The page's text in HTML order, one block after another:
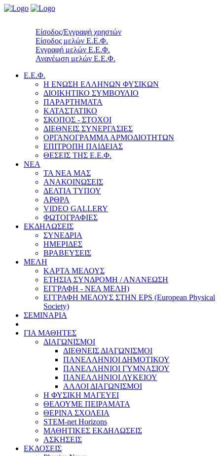
Είσοδος/Εγγραφή χρηστών
Είσοδος μελών Ε.Ε.Φ.
Εγγραφή μελών Ε.Ε.Φ.
Ανανέωση μελών Ε.Ε.Φ.
Ε.Ε.Φ.
Η ΕΝΩΣΗ ΕΛΛΗΝΩΝ ΦΥΣΙΚΩΝ
ΔΙΟΙΚΗΤΙΚΟ ΣΥΜΒΟΥΛΙΟ
ΠΑΡΑΡΤΗΜΑΤΑ
ΚΑΤΑΣΤΑΤΙΚΟ
ΣΚΟΠΟΣ - ΣΤΟΧΟΙ
ΔΙΕΘΝΕΙΣ ΣΥΝΕΡΓΑΣΙΕΣ
ΟΡΓΑΝΟΓΡΑΜΜΑ ΑΡΜΟΔΙΟΤΗΤΩΝ
ΕΠΙΤΡΟΠΗ ΠΑΙΔΕΙΑΣ
ΘΕΣΕΙΣ ΤΗΣ Ε.Ε.Φ.
ΝΕΑ
ΤΑ ΝΕΑ ΜΑΣ
ΑΝΑΚΟΙΝΩΣΕΙΣ
ΔΕΛΤΙΑ ΤΥΠΟΥ
ΑΡΘΡΑ
VIDEO GALLERY
ΦΩΤΟΓΡΑΦΙΕΣ
ΕΚΔΗΛΩΣΕΙΣ
ΣΥΝΕΔΡΙΑ
ΗΜΕΡΙΔΕΣ
ΒΡΑΒΕΥΣΕΙΣ
ΜΕΛΗ
ΚΑΡΤΑ ΜΕΛΟΥΣ
ΕΤΗΣΙΑ ΣΥΝΔΡΟΜΗ / ΑΝΑΝΕΩΣΗ
ΕΓΓΡΑΦΗ - ΝΕΑ ΜΕΛΗ)
ΕΓΓΡΑΦΗ ΜΕΛΟΥΣ ΣΤΗΝ EPS (European Physical
Society)
ΣΕΜΙΝΑΡΙΑ
ΓΙΑ ΜΑΘΗΤΕΣ
ΔΙΑΓΩΝΙΣΜΟΙ
ΔΙΕΘΝΕΙΣ ΔΙΑΓΩΝΙΣΜΟΙ
ΠΑΝΕΛΛΗΝΙΟΙ ΔΗΜΟΤΙΚΟΥ
ΠΑΝΕΛΛΗΝΙΟΙ ΓΥΜΝΑΣΙΟΥ
ΠΑΝΕΛΛΗΝΙΟΙ ΛΥΚΕΙΟΥ
ΑΛΛΟΙ ΔΙΑΓΩΝΙΣΜΟΙ
Η ΦΥΣΙΚΗ ΜΑΓΕΥΕΙ
ΘΕΛΟΥΜΕ ΠΕΙΡΑΜΑΤΑ
ΘΕΡΙΝΑ ΣΧΟΛΕΙΑ
STEM-net Horizons
ΜΑΘΗΤΙΚΕΣ ΕΚΔΗΛΩΣΕΙΣ
ΑΣΚΗΣΕΙΣ
ΕΚΔΟΣΕΙΣ